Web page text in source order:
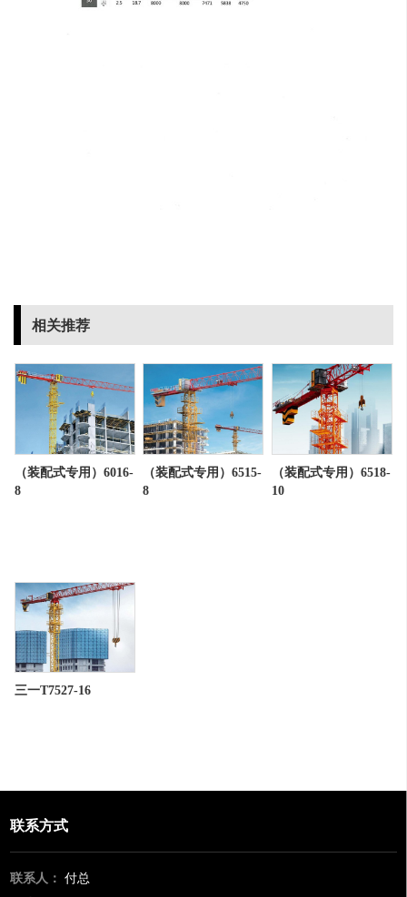
相关推荐
（装配式专用）6016-
8
（装配式专用）6515-
8
（装配式专用）6518-
10
三一T7527-16
联系方式
联系人： 付总